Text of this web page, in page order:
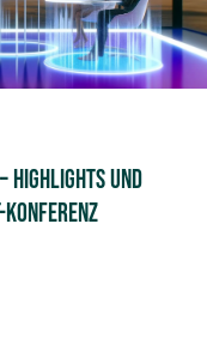
Highlights und
Konferenz